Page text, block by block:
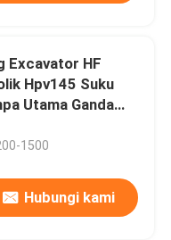
Excavator HF
Hpv145 Suku
Utama Ganda
Hitachi Zx330
1500
Hubungi kami